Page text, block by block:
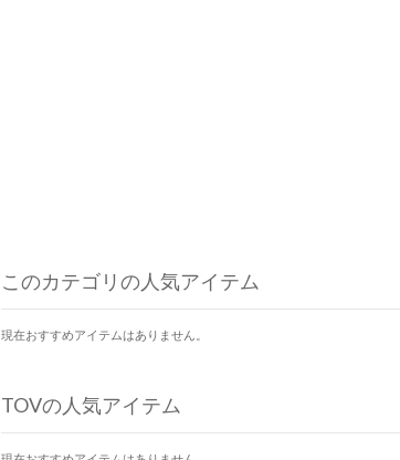
このカテゴリの人気アイテム
現在おすすめアイテムはありません。
TOVの人気アイテム